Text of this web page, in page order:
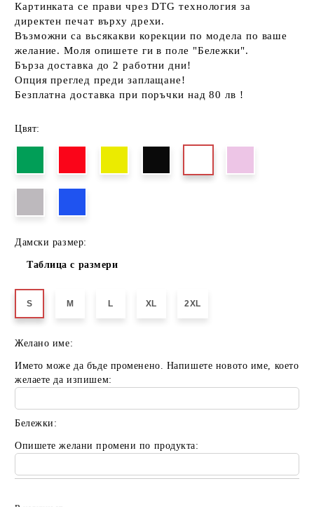
Картинката се прави чрез DTG технология за
директен печат върху дрехи.
Възможни са вьсякакви корекции по модела по ваше
желание. Моля опишете ги в поле "Бележки".
Бърза доставка до 2 работни дни!
Опция преглед преди заплащане!
Безплатна доставка при поръчки над 80 лв !
Цвят:
Дамски размер:
Таблица с размери
S M L XL 2XL
Желано име:
Името може да бъде променено. Напишете новото име, което
желаете да изпишем:
Бележки:
Опишете желани промени по продукта: